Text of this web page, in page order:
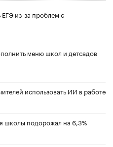
из-за проблем с
меню школ и детсадов
использовать ИИ в работе
школы подорожал на 6,3%